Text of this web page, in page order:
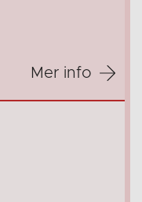
Mer info